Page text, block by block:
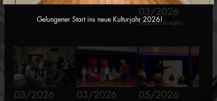
Gelungener Start ins neue Kulturjahr 2026!
03/2026
Mauren kreativ
03/2026 03/2026 05/2026